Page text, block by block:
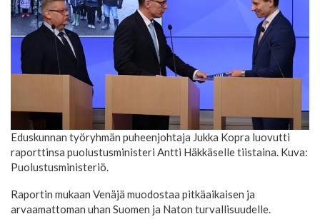
Eduskunnan työryhmän puheenjohtaja Jukka Kopra luovutti
raporttinsa puolustusministeri Antti Häkkäselle tiistaina. Kuva:
Puolustusministeriö.
Raportin mukaan Venäjä muodostaa pitkäaikaisen ja
arvaamattoman uhan Suomen ja Naton turvallisuudelle.